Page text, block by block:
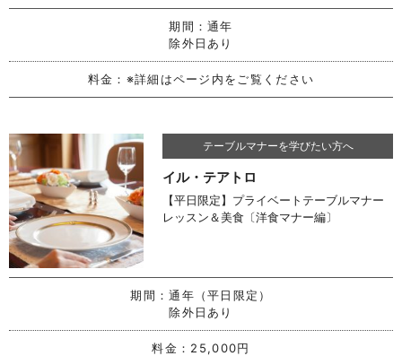
期間：通年
除外日あり
料金： ※詳細はページ内をご覧ください
テーブルマナーを学びたい方へ
イル・テアトロ
【平日限定】プライベートテーブルマナー
レッスン＆美食〔洋食マナー編〕
期間：通年（平日限定）
除外日あり
料金： 25,000円